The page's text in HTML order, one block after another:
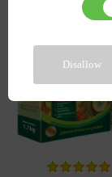
Disallow